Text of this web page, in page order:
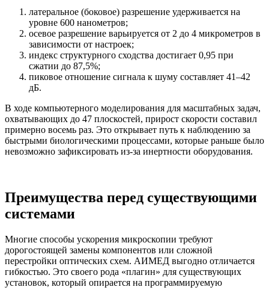
латеральное (боковое) разрешение удерживается на
уровне 600 нанометров;
осевое разрешение варьируется от 2 до 4 микрометров в
зависимости от настроек;
индекс структурного сходства достигает 0,95 при
сжатии до 87,5%;
пиковое отношение сигнала к шуму составляет 41–42
дБ.
В ходе компьютерного моделирования для масштабных задач,
охватывающих до 47 плоскостей, прирост скорости составил
примерно восемь раз. Это открывает путь к наблюдению за
быстрыми биологическими процессами, которые раньше было
невозможно зафиксировать из-за инертности оборудования.
Преимущества перед существующими
системами
Многие способы ускорения микроскопии требуют
дорогостоящей замены компонентов или сложной
перестройки оптических схем. АИМЕД выгодно отличается
гибкостью. Это своего рода «плагин» для существующих
установок, который опирается на программируемую